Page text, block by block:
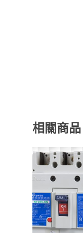
相關商品